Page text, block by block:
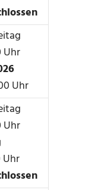
Uhr
Uhr
Uhr
Uhr